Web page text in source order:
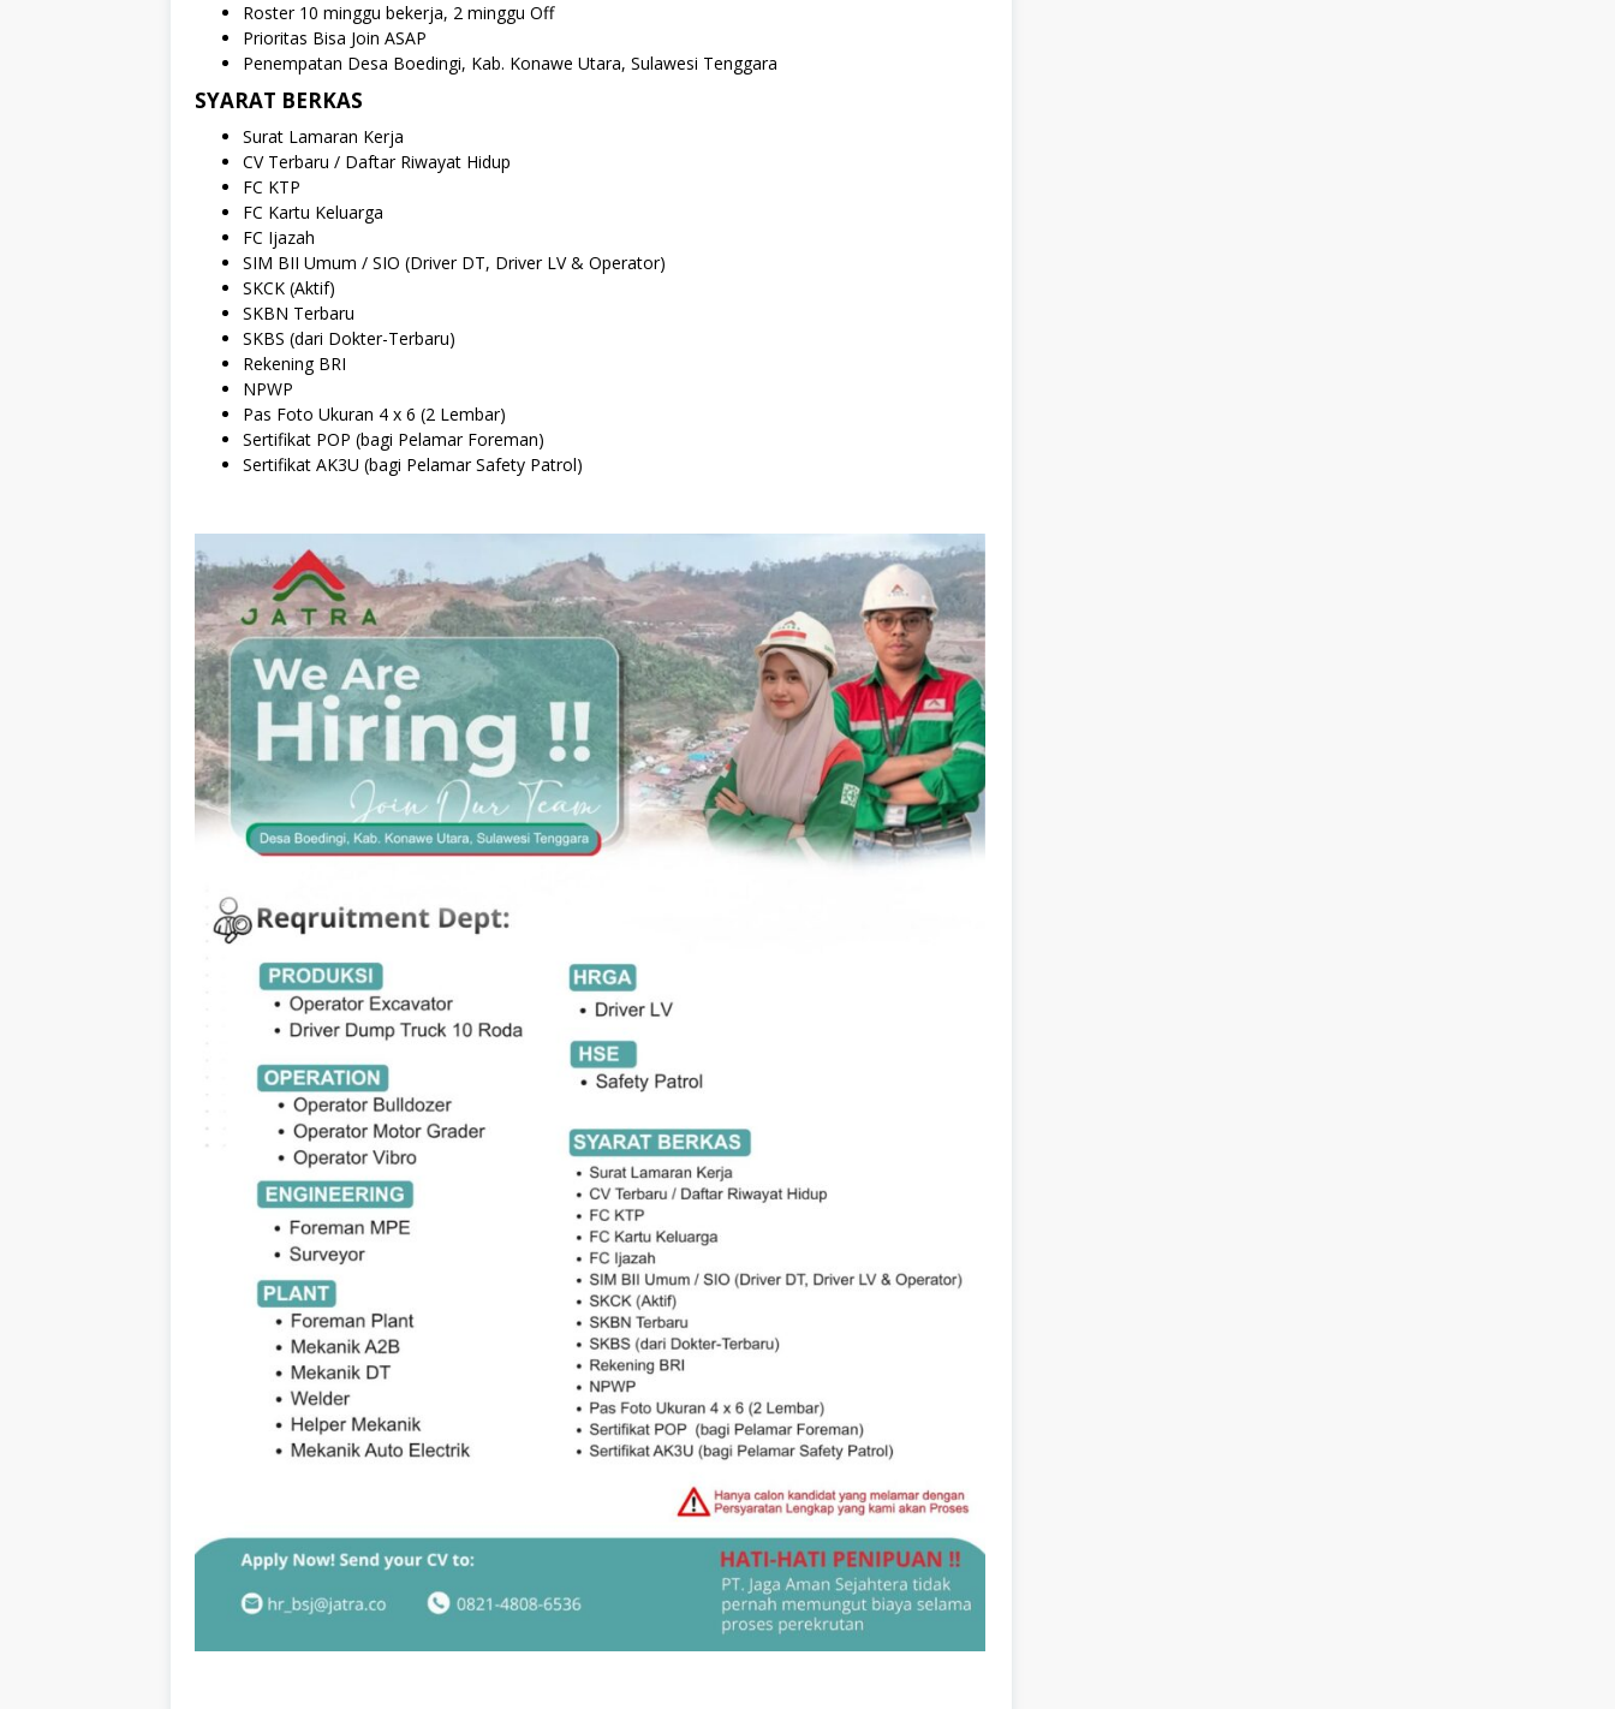
Roster 10 minggu bekerja, 2 minggu Off
Prioritas Bisa Join ASAP
Penempatan Desa Boedingi, Kab. Konawe Utara, Sulawesi Tenggara
SYARAT BERKAS
Surat Lamaran Kerja
CV Terbaru / Daftar Riwayat Hidup
FC KTP
FC Kartu Keluarga
FC Ijazah
SIM BII Umum / SIO (Driver DT, Driver LV & Operator)
SKCK (Aktif)
SKBN Terbaru
SKBS (dari Dokter-Terbaru)
Rekening BRI
NPWP
Pas Foto Ukuran 4 x 6 (2 Lembar)
Sertifikat POP (bagi Pelamar Foreman)
Sertifikat AK3U (bagi Pelamar Safety Patrol)